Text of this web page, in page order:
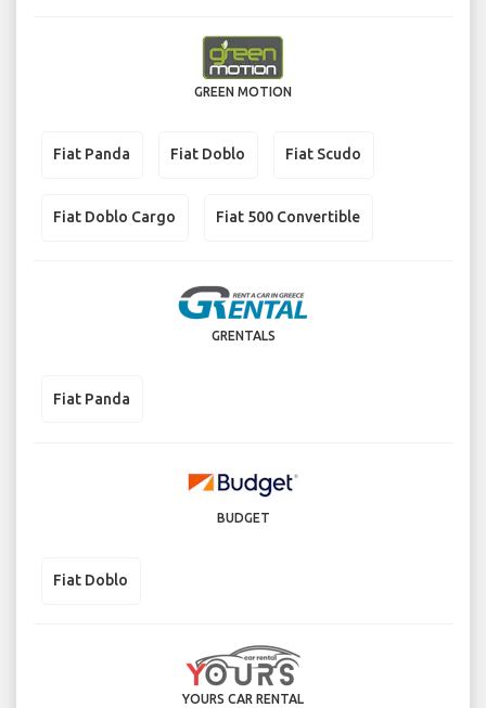
GREEN MOTION
Fiat Panda Fiat Doblo Fiat Scudo
Fiat Doblo Cargo Fiat 500 Convertible
GRENTALS
Fiat Panda
BUDGET
Fiat Doblo
YOURS CAR RENTAL